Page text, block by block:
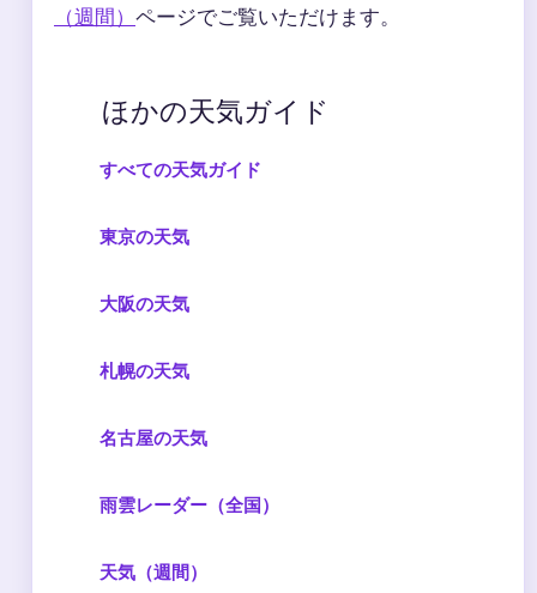
（週間） ページでご覧いただけます。
ほかの天気ガイド
すべての天気ガイド
東京の天気
大阪の天気
札幌の天気
名古屋の天気
雨雲レーダー（全国）
天気（週間）